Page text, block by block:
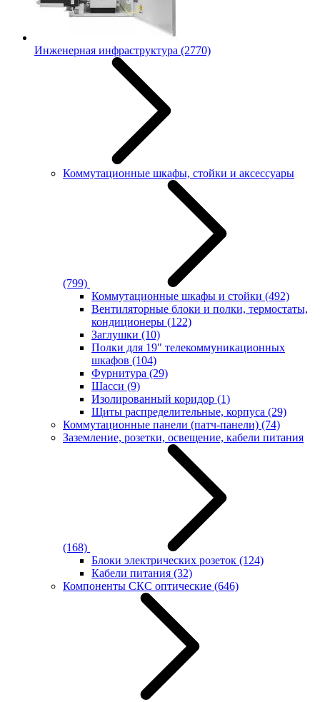
Инженерная инфраструктура (2770)
Коммутационные шкафы, стойки и аксессуары
(799)
Коммутационные шкафы и стойки (492)
Вентиляторные блоки и полки, термостаты,
кондиционеры (122)
Заглушки (10)
Полки для 19" телекоммуникационных
шкафов (104)
Фурнитура (29)
Шасси (9)
Изолированный коридор (1)
Щиты распределительные, корпуса (29)
Коммутационные панели (патч-панели) (74)
Заземление, розетки, освещение, кабели питания
(168)
Блоки электрических розеток (124)
Кабели питания (32)
Компоненты СКС оптические (646)